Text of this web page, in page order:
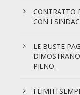
CONTRATTO
CON I
LE BUSTE
PIENO.
I LIMITI